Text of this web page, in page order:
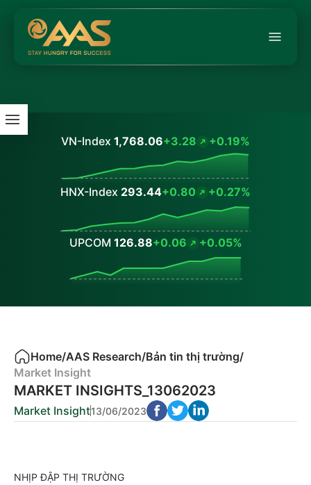
VN-Index 1,768.06+3.28 +0.19%
HNX-Index 293.44+0.80 +0.27%
UPCOM 126.88+0.06 +0.05%
Home/AAS Research/Bản tin thị trường/
Market Insight
MARKET INSIGHTS_13062023
Market Insight13/06/2023
NHỊP ĐẬP THỊ TRƯỜNG